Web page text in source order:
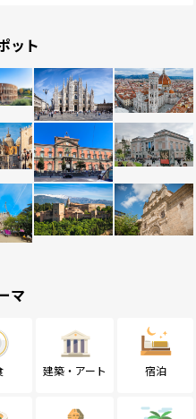
ット
マ
建築・アート 宿泊